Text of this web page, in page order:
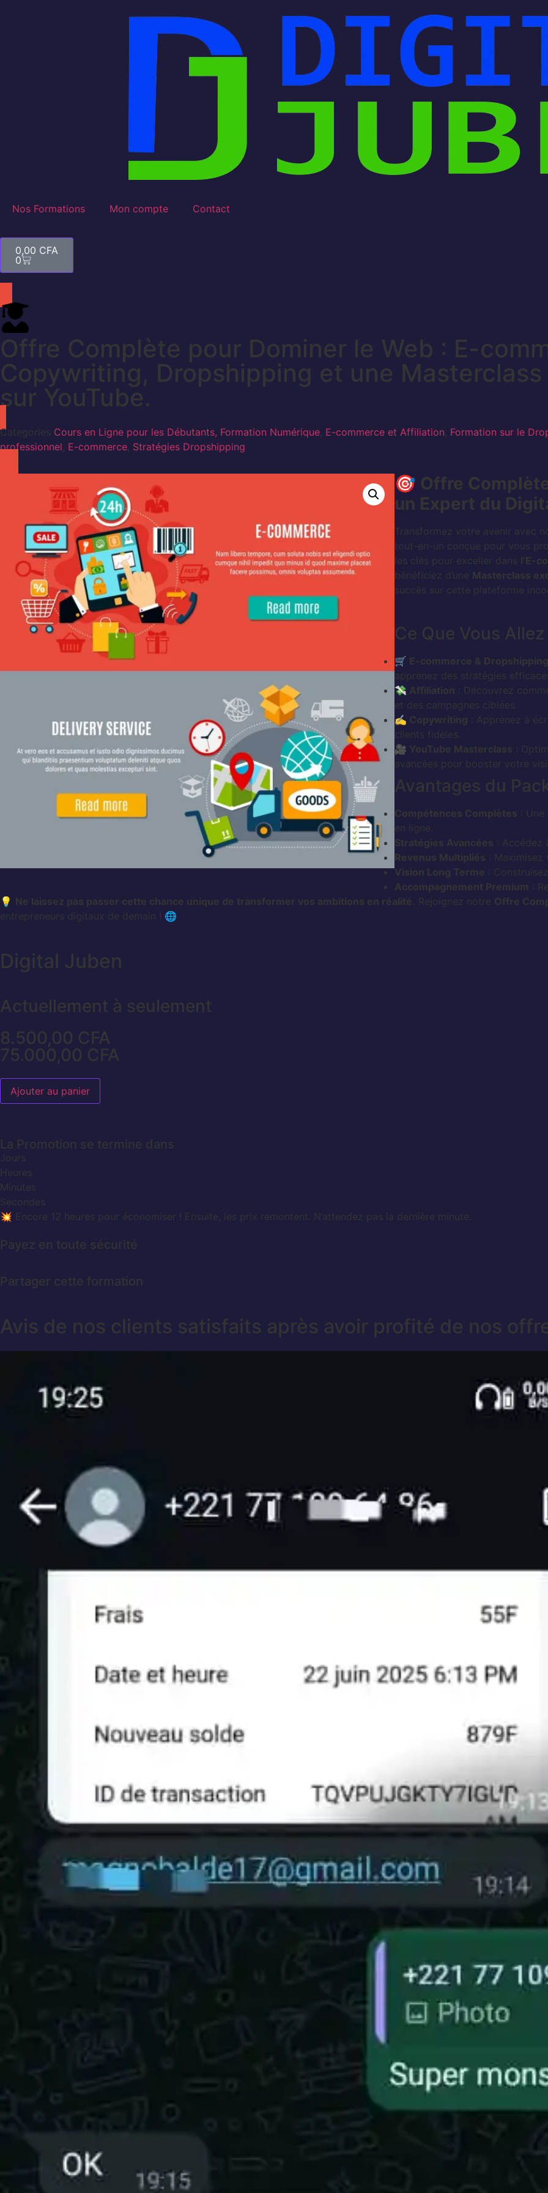
Nos Formations Mon compte Contact
0,00 CFA
0
Offre Complète pour Dominer le Web : E-
Copywriting, Dropshipping et une
sur YouTube.
Categories Cours en Ligne pour les Débutants, Formation Numérique E-commerce et Affiliation Formation sur le
professionnel E-commerce Stratégies Dropshipping
🎯 Offre
un Expert du
Transformez votre avenir avec
tout-en-un conçue pour vous
les clés pour exceller dans l’E-
bénéficiez d’une Masterclass
succès sur cette plateforme
Ce Que Vous
🛒 E-commerce & Dropshipping
apprenez des stratégies
💸 Affiliation : Découvrez
et des campagnes ciblées.
✍️ Copywriting : Apprenez à
clients fidèles.
🎥 YouTube Masterclass :
avancées pour booster votre
Avantages du
Compétences Complètes :
en ligne.
Stratégies Avancées : Accédez
Revenus Multipliés : Maximisez
Vision Long Terme :
Accompagnement Premium :
💡 Ne laissez pas passer cette chance unique de transformer vos ambitions en réalité. Rejoignez notre Offre
entrepreneurs digitaux de demain ! 🌐
Digital Juben
Actuellement à seulement
8.500,00 CFA
75.000,00 CFA
Ajouter au panier
La Promotion se termine dans
Jours
Heures
Minutes
Secondes
💥 Encore 12 heures pour économiser ! Ensuite, les prix remontent. N’attendez pas la dernière minute.
Payez en toute sécurité
Partager cette formation
Avis de nos clients satisfaits après avoir profité de nos